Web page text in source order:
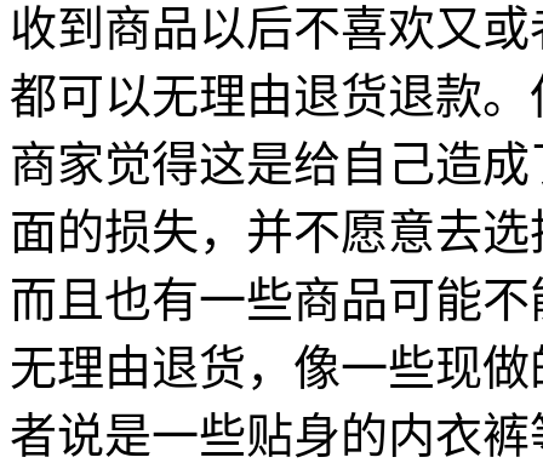
收到商品以后不喜欢又
都可以无理由退货退款
商家觉得这是给自己造
面的损失，并不愿意去
而且也有一些商品可能
无理由退货，像一些现
者说是一些贴身的内衣